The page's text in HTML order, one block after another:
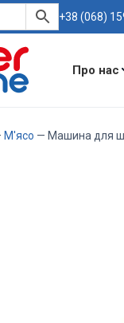
+38 (068)
Про нас
М'ясо — Машина для